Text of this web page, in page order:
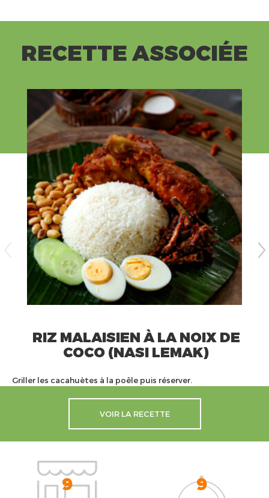
RECETTE ASSOCIÉE
RIZ MALAISIEN À LA NOIX DE
COCO (NASI LEMAK)
Griller les cacahuètes à la poêle puis réserver.
VOIR LA RECETTE
9 9